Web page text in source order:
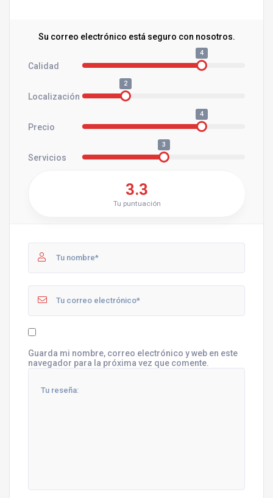
Su correo electrónico está seguro con nosotros.
Calidad
4
Localización
2
Precio
4
Servicios
3
3.3
Tu puntuación
Guarda mi nombre, correo electrónico y web en este
navegador para la próxima vez que comente.